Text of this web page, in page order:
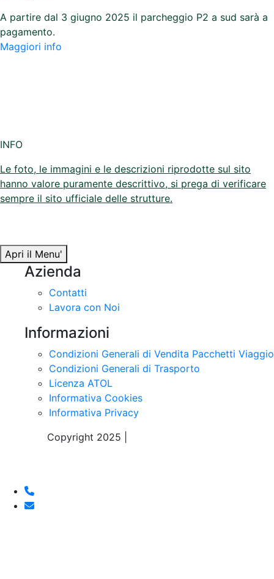
A partire dal 3 giugno 2025 il parcheggio P2 a sud sarà a
pagamento.
Maggiori info
INFO
Le foto, le immagini e le descrizioni riprodotte sul sito
hanno valore puramente descrittivo, si prega di verificare
sempre il sito ufficiale delle strutture.
Apri il Menu'
Azienda
Contatti
Lavora con Noi
Informazioni
Condizioni Generali di Vendita Pacchetti Viaggio
Condizioni Generali di Trasporto
Licenza ATOL
Informativa Cookies
Informativa Privacy
Copyright 2025 |